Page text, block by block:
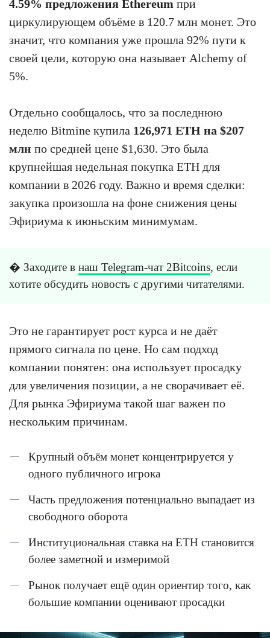
4.59% предложения Ethereum при
циркулирующем объёме в 120.7 млн монет. Это
значит, что компания уже прошла 92% пути к
своей цели, которую она называет Alchemy of
5%.
Отдельно сообщалось, что за последнюю
неделю Bitmine купила 126,971 ETH на $207
млн по средней цене $1,630. Это была
крупнейшая недельная покупка ETH для
компании в 2026 году. Важно и время сделки:
закупка произошла на фоне снижения цены
Эфириума к июньским минимумам.
� Заходите в наш Telegram-чат 2Bitcoins, если
хотите обсудить новость с другими читателями.
Это не гарантирует рост курса и не даёт
прямого сигнала по цене. Но сам подход
компании понятен: она использует просадку
для увеличения позиции, а не сворачивает её.
Для рынка Эфириума такой шаг важен по
нескольким причинам.
Крупный объём монет концентрируется у
одного публичного игрока
Часть предложения потенциально выпадает из
свободного оборота
Институциональная ставка на ETH становится
более заметной и измеримой
Рынок получает ещё один ориентир того, как
большие компании оценивают просадки